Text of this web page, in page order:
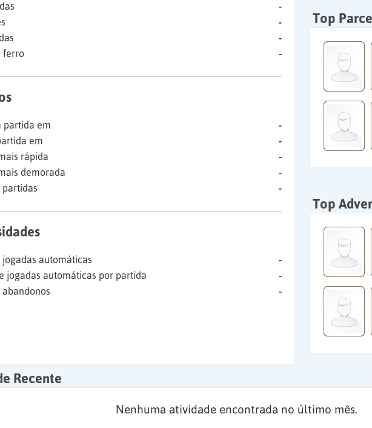
-
-
-
ferro
-
partida em
-
em
-
rápida
-
demorada
-
-
automáticas
-
jogadas automáticas por partida
-
-
Top
Top
Recente
Nenhuma atividade encontrada no último mês.